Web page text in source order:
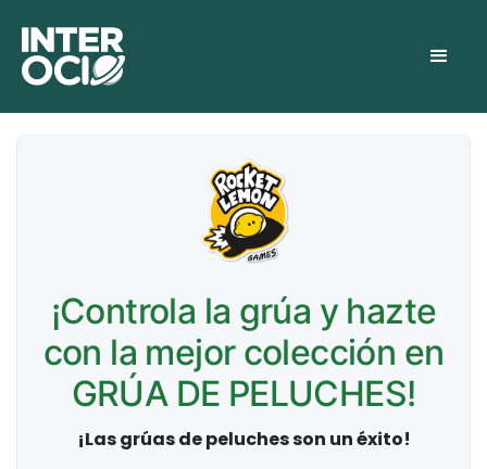
¡Controla la grúa y hazte
con la mejor colección en
GRÚA DE PELUCHES!
​​¡Las grúas de peluches son un éxito!